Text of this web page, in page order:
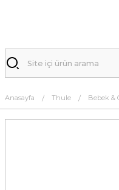
Anasayfa Thule Bebek &